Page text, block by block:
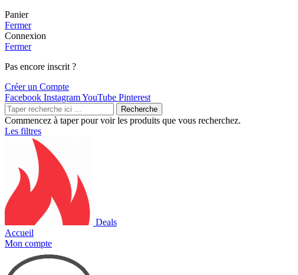
Panier
Fermer
Connexion
Fermer
Pas encore inscrit ?
Créer un Compte
Facebook InstagramYouTube Pinterest
Recherche
Commencez à taper pour voir les produits que vous recherchez.
Les filtres
Deals
Accueil
Mon compte